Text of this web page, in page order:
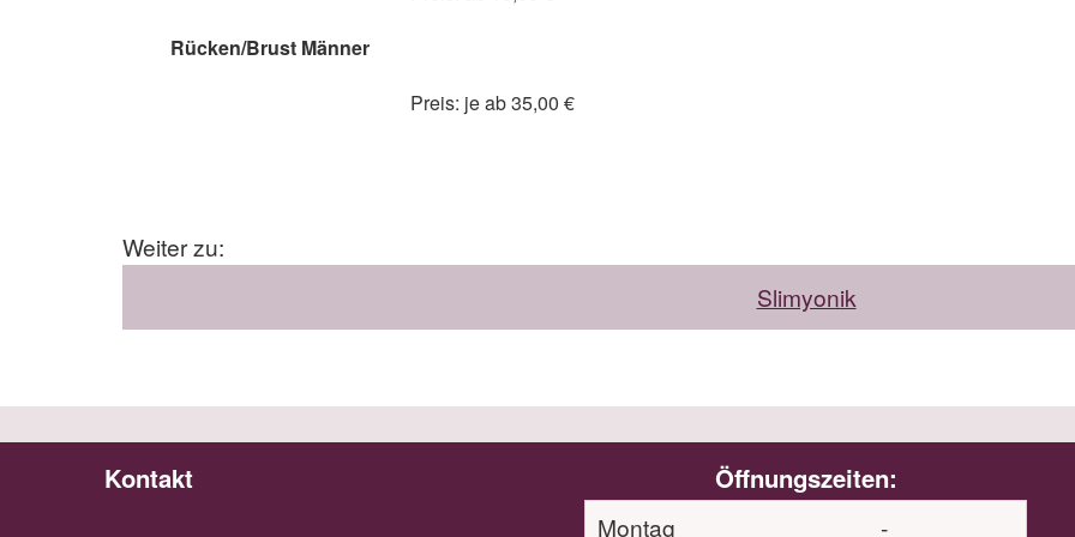
Rücken/Brust Männer
Preis: je ab 35,00 €
Weiter zu:
Slimyonik
Kontakt Öffnungszeiten:
Montag -